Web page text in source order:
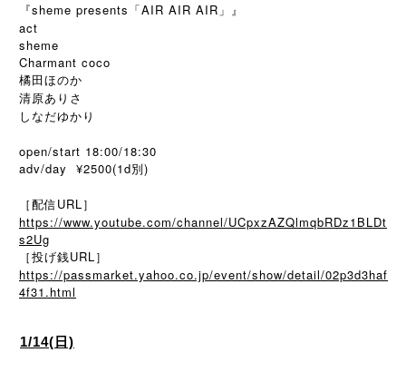
『sheme presents「AIR AIR AIR」』
act
sheme
Charmant coco
橘田ほのか
清原ありさ
しなだゆかり
open/start 18:00/18:30
adv/day ¥2500(1d別)
［配信URL］
https://www.youtube.com/channel/UCpxzAZQlmqbRDz1BLDt
s2Ug
［投げ銭URL］
https://passmarket.yahoo.co.jp/event/show/detail/02p3d3haf
4f31.html
1/14(日)